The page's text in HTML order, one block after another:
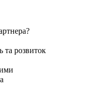
та розвиток